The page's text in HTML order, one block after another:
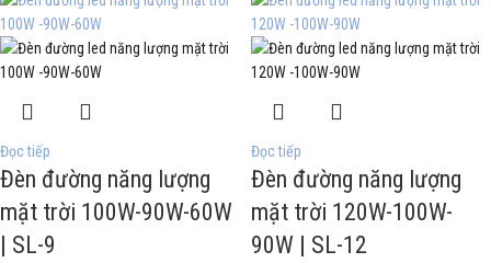
Đọc tiếp
Đèn đường năng lượng
mặt trời 100W-90W-60W
| SL-9
Đọc tiếp
Đèn đường năng lượng
mặt trời 120W-100W-
90W | SL-12